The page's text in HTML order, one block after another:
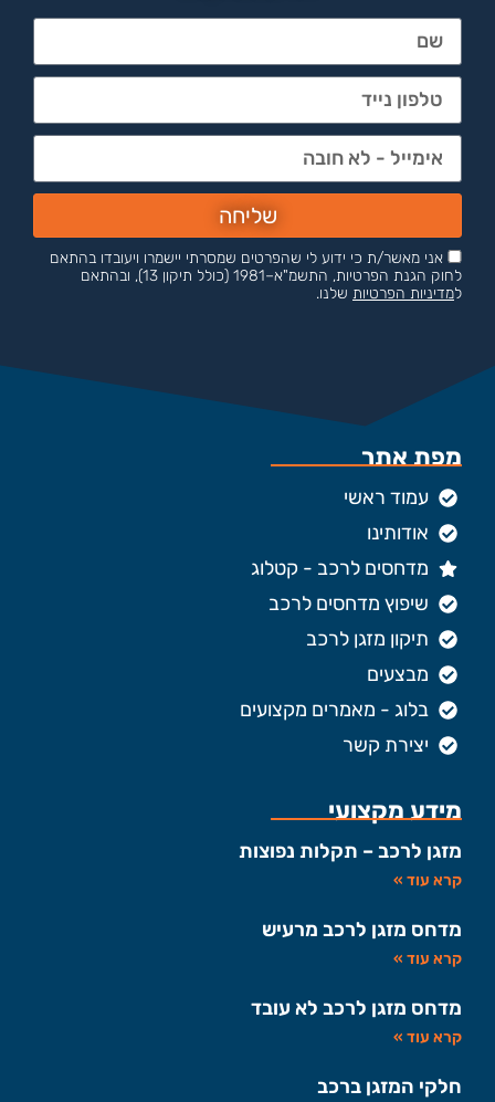
אני מאשר/ת כי ידוע לי שהפרטים שמסרתי יישמרו ויעובדו בהתאם
לחוק הגנת הפרטיות, התשמ"א–1981 (כולל תיקון 13), ובהתאם
למדיניות הפרטיות שלנו.
שליחה
מפת אתר
עמוד ראשי
אודותינו
מדחסים לרכב - קטלוג
שיפוץ מדחסים לרכב
תיקון מזגן לרכב
מבצעים
בלוג - מאמרים מקצועים
יצירת קשר
מידע מקצועי
מזגן לרכב – תקלות נפוצות
קרא עוד »
מדחס מזגן לרכב מרעיש
קרא עוד »
מדחס מזגן לרכב לא עובד
קרא עוד »
חלקי המזגן ברכב